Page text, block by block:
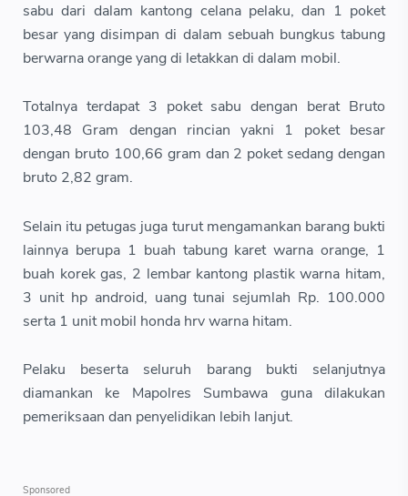
sabu dari dalam kantong celana pelaku, dan 1 poket
besar yang disimpan di dalam sebuah bungkus tabung
berwarna orange yang di letakkan di dalam mobil.
Totalnya terdapat 3 poket sabu dengan berat Bruto
103,48 Gram dengan rincian yakni 1 poket besar
dengan bruto 100,66 gram dan 2 poket sedang dengan
bruto 2,82 gram.
Selain itu petugas juga turut mengamankan barang bukti
lainnya berupa 1 buah tabung karet warna orange, 1
buah korek gas, 2 lembar kantong plastik warna hitam,
3 unit hp android, uang tunai sejumlah Rp. 100.000
serta 1 unit mobil honda hrv warna hitam.
Pelaku beserta seluruh barang bukti selanjutnya
diamankan ke Mapolres Sumbawa guna dilakukan
pemeriksaan dan penyelidikan lebih lanjut.